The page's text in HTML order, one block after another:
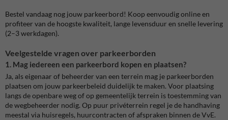
Bestel vandaag nog jouw parkeerbord! Koop eenvoudig online en
profiteer van de hoogste kwaliteit, lange levensduur en snelle levering
(2–3 werkdagen).
Veelgestelde vragen over parkeerborden
1. Mag iedereen een parkeerbord kopen en plaatsen?
Ja, als eigenaar of beheerder van een terrein mag je parkeerborden
plaatsen om jouw parkeerbeleid duidelijk te maken. Voor plaatsing
langs de openbare weg of op gemeentelijk terrein is toestemming van
de wegbeheerder nodig. Op puur privéterrein regel je de handhaving
meestal via huisregels, huurcontracten of afspraken binnen de VvE.